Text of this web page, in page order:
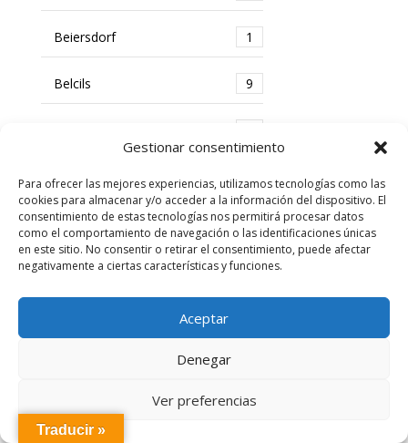
Gestionar consentimiento
Para ofrecer las mejores experiencias, utilizamos tecnologías como las
cookies para almacenar y/o acceder a la información del dispositivo. El
consentimiento de estas tecnologías nos permitirá procesar datos
como el comportamiento de navegación o las identificaciones únicas
en este sitio. No consentir o retirar el consentimiento, puede afectar
negativamente a ciertas características y funciones.
Aceptar
Denegar
Ver preferencias
Beiersdorf 1
Belcils 9
Belyss
Bepanthol 18
Beranga 2
Berrcom 1
Traducir »